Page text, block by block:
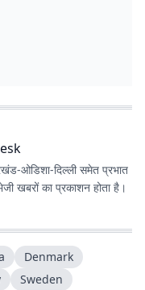
ओडिशा-दिल्‍ली समेत प्रभात
खबरों का प्रकाशन होता है।
Denmark
Sweden